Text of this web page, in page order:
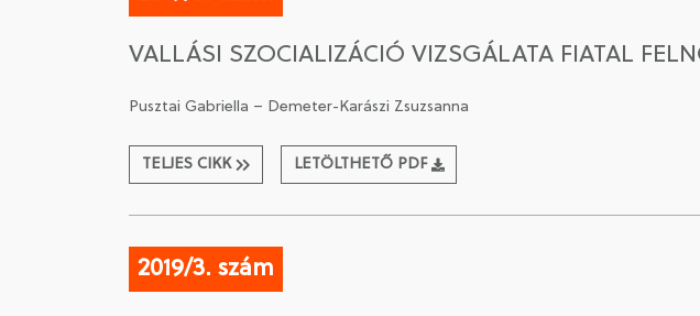
VALLÁSI SZOCIALIZÁCIÓ VIZSGÁLATA FIATAL
Pusztai Gabriella – Demeter-Karászi Zsuzsanna
TELJES CIKK LETÖLTHETŐ PDF
2019/3. szám